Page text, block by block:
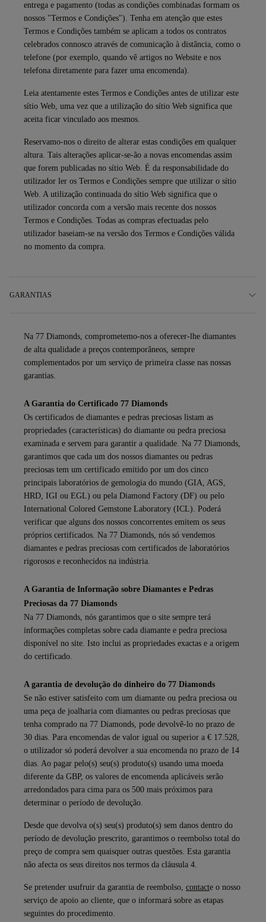
entrega e pagamento (todas as condições combinadas formam os
nossos "Termos e Condições"). Tenha em atenção que estes
Termos e Condições também se aplicam a todos os contratos
celebrados connosco através de comunicação à distância, como o
telefone (por exemplo, quando vê artigos no Website e nos
telefona diretamente para fazer uma encomenda).
Leia atentamente estes Termos e Condições antes de utilizar este
sítio Web, uma vez que a utilização do sítio Web significa que
aceita ficar vinculado aos mesmos.
Reservamo-nos o direito de alterar estas condições em qualquer
altura. Tais alterações aplicar-se-ão a novas encomendas assim
que forem publicadas no sítio Web. É da responsabilidade do
utilizador ler os Termos e Condições sempre que utilizar o sítio
Web. A utilização continuada do sítio Web significa que o
utilizador concorda com a versão mais recente dos nossos
Termos e Condições. Todas as compras efectuadas pelo
utilizador baseiam-se na versão dos Termos e Condições válida
no momento da compra.
GARANTIAS
Na 77 Diamonds, comprometemo-nos a oferecer-lhe diamantes
de alta qualidade a preços contemporâneos, sempre
complementados por um serviço de primeira classe nas nossas
garantias.
A Garantia do Certificado 77 Diamonds
Os certificados de diamantes e pedras preciosas listam as
propriedades (características) do diamante ou pedra preciosa
examinada e servem para garantir a qualidade. Na 77 Diamonds,
garantimos que cada um dos nossos diamantes ou pedras
preciosas tem um certificado emitido por um dos cinco
principais laboratórios de gemologia do mundo (GIA, AGS,
HRD, IGI ou EGL) ou pela Diamond Factory (DF) ou pelo
International Colored Gemstone Laboratory (ICL). Poderá
verificar que alguns dos nossos concorrentes emitem os seus
próprios certificados. Na 77 Diamonds, nós só vendemos
diamantes e pedras preciosas com certificados de laboratórios
rigorosos e reconhecidos na indústria.
A Garantia de Informação sobre Diamantes e Pedras
Preciosas da 77 Diamonds
Na 77 Diamonds, nós garantimos que o site sempre terá
informações completas sobre cada diamante e pedra preciosa
disponível no site. Isto inclui as propriedades exactas e a origem
do certificado.
A garantia de devolução do dinheiro do 77 Diamonds
Se não estiver satisfeito com um diamante ou pedra preciosa ou
uma peça de joalharia com diamantes ou pedras preciosas que
tenha comprado na 77 Diamonds, pode devolvê-lo no prazo de
30 dias. Para encomendas de valor igual ou superior a € 17.528,
o utilizador só poderá devolver a sua encomenda no prazo de 14
dias. Ao pagar pelo(s) seu(s) produto(s) usando uma moeda
diferente da GBP, os valores de encomenda aplicáveis serão
arredondados para cima para os 500 mais próximos para
determinar o período de devolução.
Desde que devolva o(s) seu(s) produto(s) sem danos dentro do
período de devolução prescrito, garantimos o reembolso total do
preço de compra sem quaisquer outras questões. Esta garantia
não afecta os seus direitos nos termos da cláusula 4.
Se pretender usufruir da garantia de reembolso, contacte o nosso
serviço de apoio ao cliente, que o informará sobre as etapas
seguintes do procedimento.